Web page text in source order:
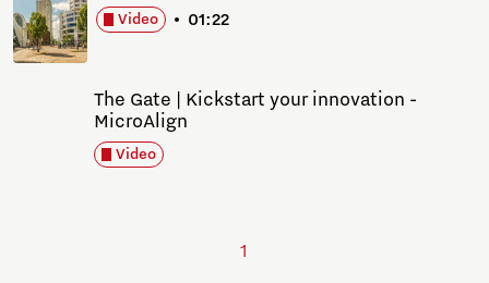
Video 01:22
Video
The Gate | Kickstart your innovation -
MicroAlign
1